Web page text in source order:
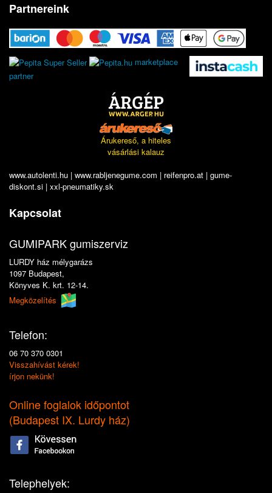
Partnereink
marketplace
partner
Árukereső, a hiteles
vásárlási kalauz
www.autolenti.hu | www.rabljenegume.com | reifenpro.at | gume-
diskont.si | xxl-pneumatiky.sk
Kapcsolat
GUMIPARK gumiszerviz
LURDY ház mélygarázs
1097 Budapest,
Könyves K. krt. 12-14.
Megközelítés
Telefon:
06 70 370 0301
Visszahívást kérek!
írjon nekünk!
Online foglalok időpontot
(Budapest IX. Lurdy ház)
Telephelyek: